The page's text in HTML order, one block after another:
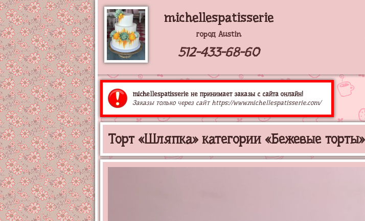
michellespatisserie
город Austin
512-433-68-60
michellespatisserie не принимает заказы с сайта онлайн!
Заказы только через сайт https://www.michellespatisserie.com/
Торт «Шляпка» категории «Бежевые торты»